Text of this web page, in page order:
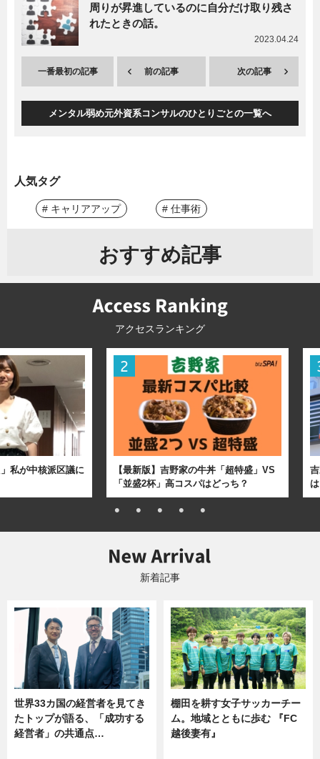
周りが昇進しているのに自分だけ取り残さ
れたときの話。
2023.04.24
一番最初の記事 前の記事 次の記事
メンタル弱め元外資系コンサルのひとりごとの一覧へ
人気タグ
# キャリアアップ # 仕事術
おすすめ記事
アクセスランキング
私が中核派区議に
【最新版】吉野家の牛丼「超特盛」VS
「並盛2杯」高コスパはどっち？
新着記事
世界33カ国の経営者を見てき
たトップが語る、「成功する
経営者」の共通点…
棚田を耕す女子サッカーチー
ム。地域とともに歩む 『FC
越後妻有』